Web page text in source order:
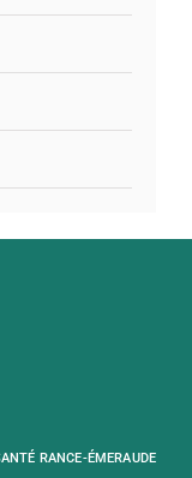
RANCE-ÉMERAUDE